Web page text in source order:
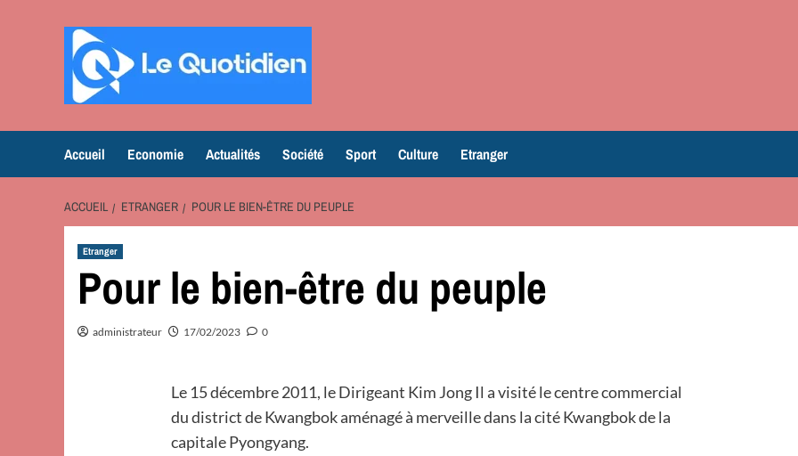
Accueil Economie Actualités Société Sport Culture Etranger
ACCUEIL ETRANGER POUR LE BIEN-ÊTRE DU PEUPLE
Etranger
Pour le bien-être du peuple
administrateur 17/02/2023 0
Le 15 décembre 2011, le Dirigeant Kim Jong Il a visité le centre commercial
du district de Kwangbok aménagé à merveille dans la cité Kwangbok de la
capitale Pyongyang.